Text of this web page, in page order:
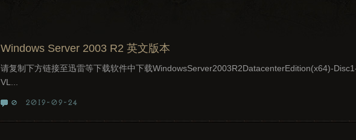
Windows Server 2003 R2 英文版本
请复制下方链接至迅雷等下载软件中下载WindowsServer2003R2DatacenterEdition(x64)-
VL...
0 2019-09-24